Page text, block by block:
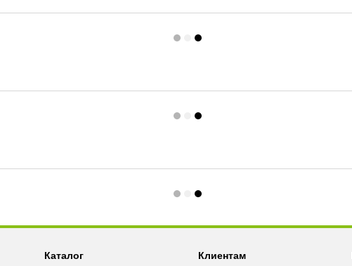
Каталог Клиентам